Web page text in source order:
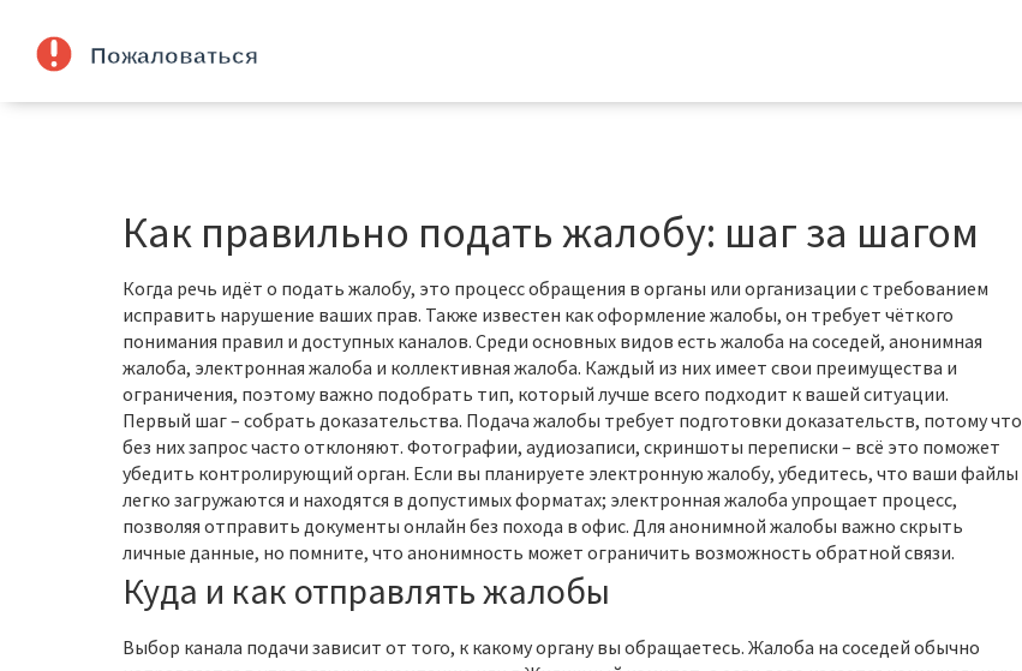
Как правильно подать жалобу: шаг за шагом
Когда речь идёт о подать жалобу, это процесс обращения в органы или организации с требованием
исправить нарушение ваших прав. Также известен какоформление жалобы, он требует чёткого
понимания правил и доступных каналов. Среди основных видов есть жалоба на соседей, анонимная
жалоба, электронная жалоба и коллективная жалоба. Каждый из них имеет свои преимущества и
ограничения, поэтому важно подобрать тип, который лучше всего подходит к вашей ситуации.
Первый шаг – собрать доказательства. Подача жалобы требует подготовки доказательств, потому что
без них запрос часто отклоняют. Фотографии, аудиозаписи, скриншоты переписки – всё это поможет
убедить контролирующий орган. Если вы планируете электронную жалобу, убедитесь, что ваши файлы
легко загружаются и находятся в допустимых форматах; электронная жалоба упрощает процесс,
позволяя отправить документы онлайн без похода в офис. Для анонимной жалобы важно скрыть
личные данные, но помните, что анонимность может ограничить возможность обратной связи.
Куда и как отправлять жалобы
Выбор канала подачи зависит от того, к какому органу вы обращаетесь. Жалоба на соседей обычно